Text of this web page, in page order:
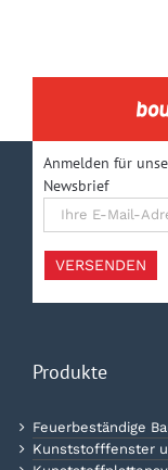
Anmelden für
Newsbrief
Adresse
VERSENDEN
Produkte
Feuerbeständige
Kunststofffenster